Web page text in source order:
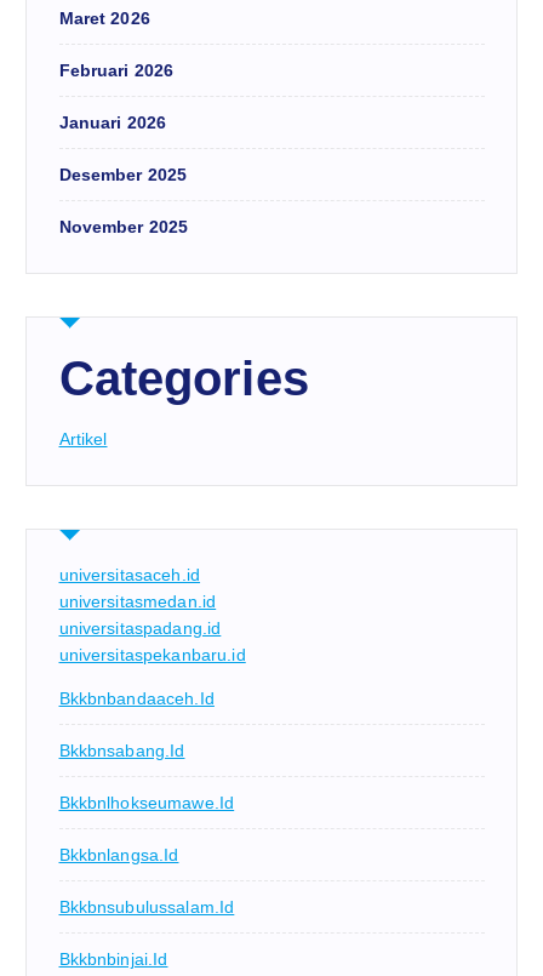
Maret 2026
Februari 2026
Januari 2026
Desember 2025
November 2025
Categories
Artikel
universitasaceh.id
universitasmedan.id
universitaspadang.id
universitaspekanbaru.id
Bkkbnbandaaceh.id
Bkkbnsabang.id
Bkkbnlhokseumawe.id
Bkkbnlangsa.id
Bkkbnsubulussalam.id
Bkkbnbinjai.id